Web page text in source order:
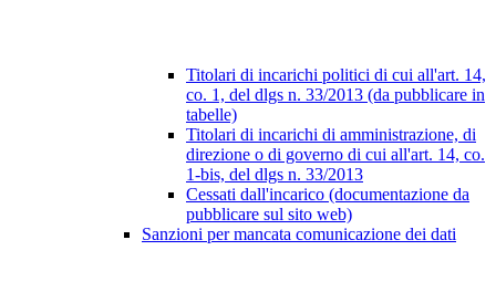
Titolari di incarichi politici di cui all'art. 14,
co. 1, del dlgs n. 33/2013 (da pubblicare in
tabelle)
Titolari di incarichi di amministrazione, di
direzione o di governo di cui all'art. 14, co.
1-bis, del dlgs n. 33/2013
Cessati dall'incarico (documentazione da
pubblicare sul sito web)
Sanzioni per mancata comunicazione dei dati